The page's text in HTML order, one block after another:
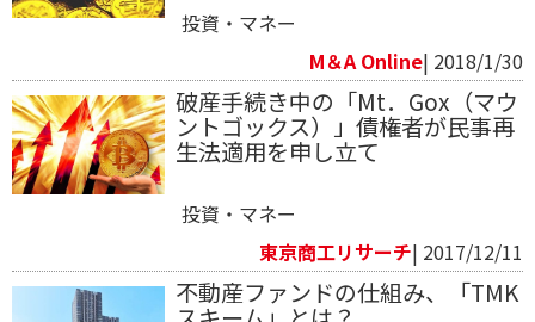
投資・マネー
M＆A Online| 2018/1/30
破産手続き中の「Mt．Gox（マウ
ントゴックス）」債権者が民事再
生法適用を申し立て
投資・マネー
東京商工リサーチ| 2017/12/11
不動産ファンドの仕組み、「TMK